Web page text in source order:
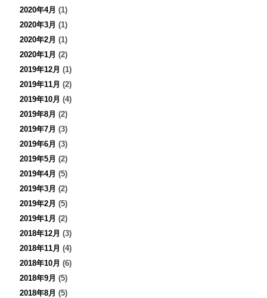
2020年4月 (1)
2020年3月 (1)
2020年2月 (1)
2020年1月 (2)
2019年12月 (1)
2019年11月 (2)
2019年10月 (4)
2019年8月 (2)
2019年7月 (3)
2019年6月 (3)
2019年5月 (2)
2019年4月 (5)
2019年3月 (2)
2019年2月 (5)
2019年1月 (2)
2018年12月 (3)
2018年11月 (4)
2018年10月 (6)
2018年9月 (5)
2018年8月 (5)